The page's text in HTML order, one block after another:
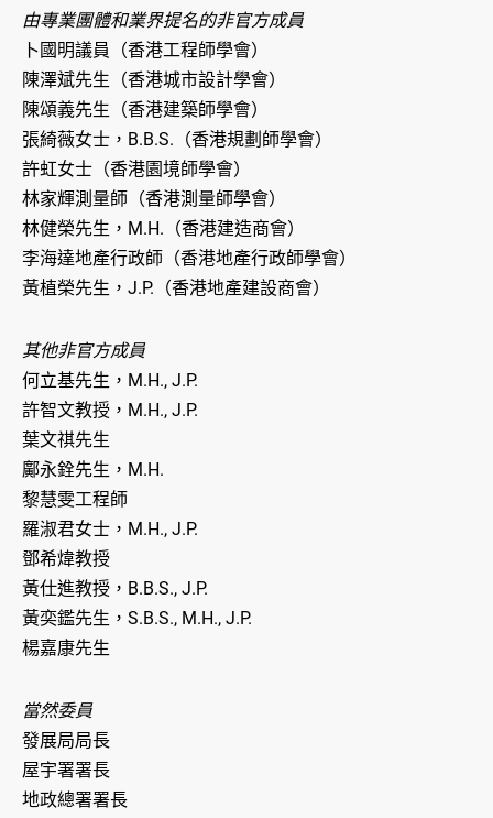
由專業團體和業界提名的非官方成員
卜國明議員（香港工程師學會）
陳澤斌先生（香港城市設計學會）
陳頌義先生（香港建築師學會）
張綺薇女士，B.B.S.（香港規劃師學會）
許虹女士（香港園境師學會）
林家輝測量師（香港測量師學會）
林健榮先生，M.H.（香港建造商會）
李海達地產行政師（香港地產行政師學會）
黃植榮先生，J.P.（香港地產建設商會）
其他非官方成員
何立基先生，M.H., J.P.
許智文教授，M.H., J.P.
葉文祺先生
鄺永銓先生，M.H.
黎慧雯工程師
羅淑君女士，M.H., J.P.
鄧希煒教授
黃仕進教授，B.B.S., J.P.
黃奕鑑先生，S.B.S., M.H., J.P.
楊嘉康先生
當然委員
發展局局長
屋宇署署長
地政總署署長